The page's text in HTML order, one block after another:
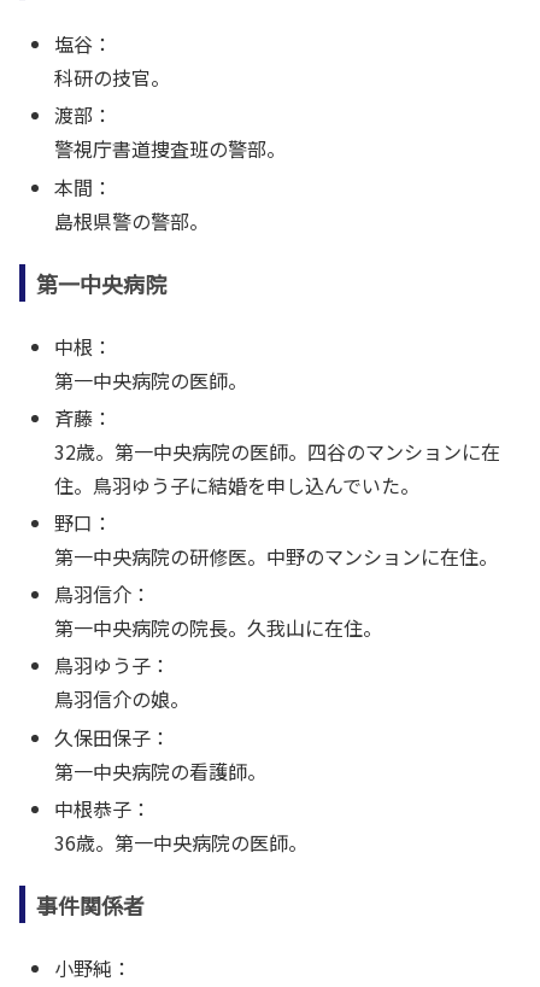
塩谷：
科研の技官。
渡部：
警視庁書道捜査班の警部。
本間：
島根県警の警部。
第一中央病院
中根：
第一中央病院の医師。
斉藤：
32歳。第一中央病院の医師。四谷のマンションに在
住。鳥羽ゆう子に結婚を申し込んでいた。
野口：
第一中央病院の研修医。中野のマンションに在住。
鳥羽信介：
第一中央病院の院長。久我山に在住。
鳥羽ゆう子：
鳥羽信介の娘。
久保田保子：
第一中央病院の看護師。
中根恭子：
36歳。第一中央病院の医師。
事件関係者
小野純：